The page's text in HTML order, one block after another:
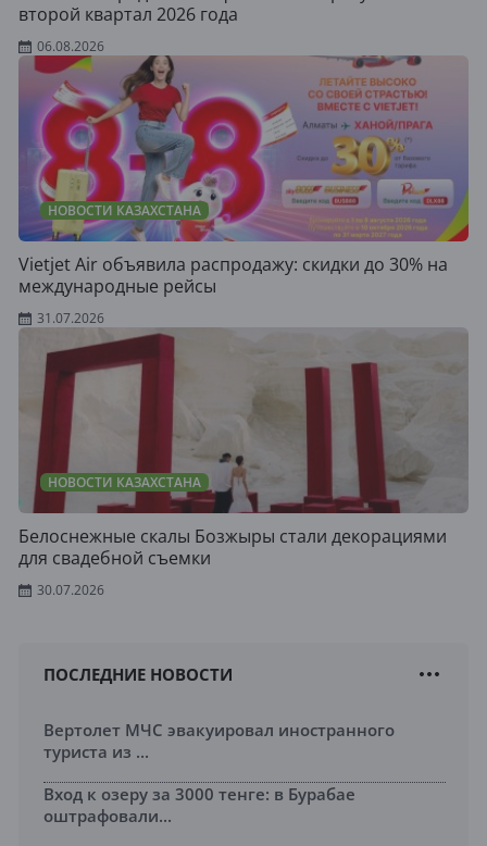
второй квартал 2026 года
06.08.2026
НОВОСТИ КАЗАХСТАНА
Vietjet Air объявила распродажу: скидки до 30% на
международные рейсы
31.07.2026
НОВОСТИ КАЗАХСТАНА
Белоснежные скалы Бозжыры стали декорациями
для свадебной съемки
30.07.2026
ПОСЛЕДНИЕ НОВОСТИ
Вертолет МЧС эвакуировал иностранного
туриста из ...
Вход к озеру за 3000 тенге: в Бурабае
оштрафовали...